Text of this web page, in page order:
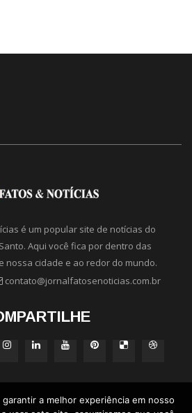
é um popular site de notícias do
Aqui você fica por dentro das
nossa cidade e ao redor do mundo.
contato@jornalfatosenoticias.com.br
a melhor experiência em nosso